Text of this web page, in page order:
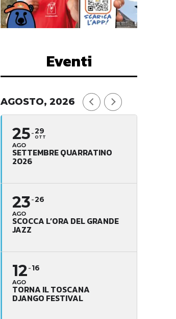
Eventi
AGOSTO, 2026
25
AGO
29
OTT
SETTEMBRE QUARRATINO
2026
23
AGO
26
SCOCCA L’ORA DEL GRANDE
JAZZ
12
AGO
16
TORNA IL TOSCANA
DJANGO FESTIVAL